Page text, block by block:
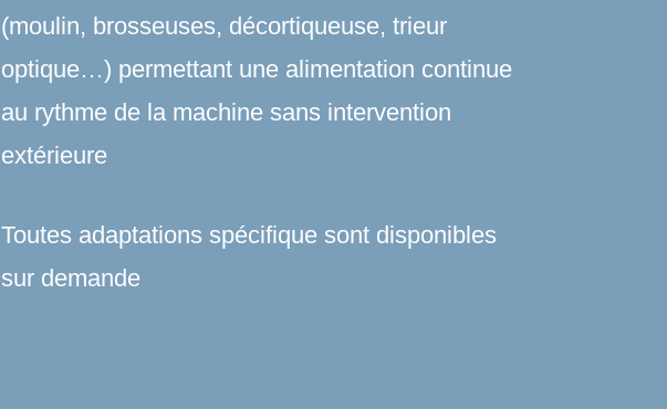
(moulin, brosseuses, décortiqueuse, trieur
optique…) permettant une alimentation continue
au rythme de la machine sans intervention
extérieure
Toutes adaptations spécifique sont disponibles
sur demande